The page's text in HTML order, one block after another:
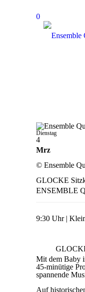
0
Dienstag
4
Mrz
© Ensemble
GLOCKE
ENSEMBLE
9:30 Uhr |
Mit dem Baby
45-minütige
spannende
Auf